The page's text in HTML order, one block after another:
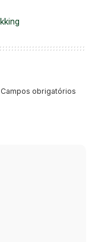
Campos obrigatórios